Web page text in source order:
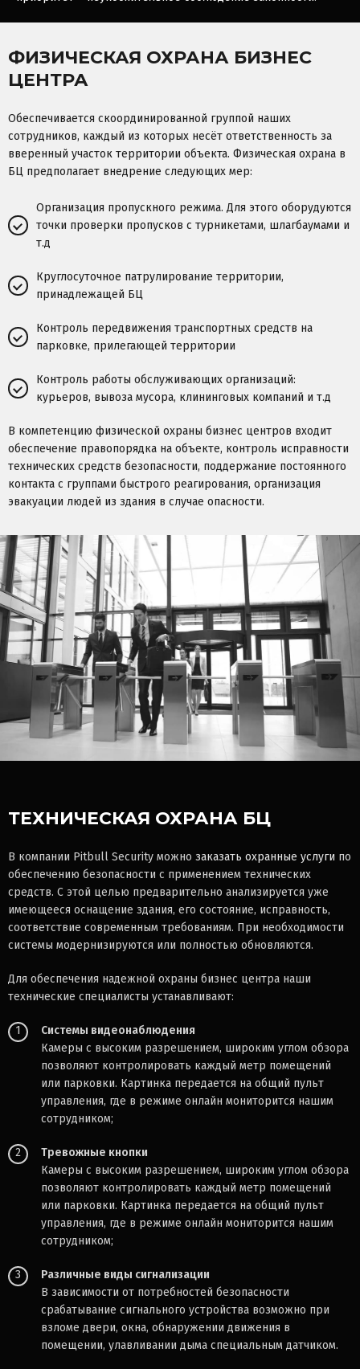
ФИЗИЧЕСКАЯ ОХРАНА БИЗНЕС
ЦЕНТРА
Обеспечивается скоординированной группой наших
сотрудников, каждый из которых несёт ответственность за
вверенный участок территории объекта. Физическая охрана в
БЦ предполагает внедрение следующих мер:
Организация пропускного режима. Для этого оборудуются
точки проверки пропусков с турникетами, шлагбаумами и
т.д
Круглосуточное патрулирование территории,
принадлежащей БЦ
Контроль передвижения транспортных средств на
парковке, прилегающей территории
Контроль работы обслуживающих организаций:
курьеров, вывоза мусора, клининговых компаний и т.д
В компетенцию физической охраны бизнес центров входит
обеспечение правопорядка на объекте, контроль исправности
технических средств безопасности, поддержание постоянного
контакта с группами быстрого реагирования, организация
эвакуации людей из здания в случае опасности.
ТЕХНИЧЕСКАЯ ОХРАНА БЦ
В компании Pitbull Security можно заказать охранные услуги по
обеспечению безопасности с применением технических
средств. С этой целью предварительно анализируется уже
имеющееся оснащение здания, его состояние, исправность,
соответствие современным требованиям. При необходимости
системы модернизируются или полностью обновляются.
Для обеспечения надежной охраны бизнес центра наши
технические специалисты устанавливают:
1
Системы видеонаблюдения
Камеры с высоким разрешением, широким углом обзора
позволяют контролировать каждый метр помещений
или парковки. Картинка передается на общий пульт
управления, где в режиме онлайн мониторится нашим
сотрудником;
2
Тревожные кнопки
Камеры с высоким разрешением, широким углом обзора
позволяют контролировать каждый метр помещений
или парковки. Картинка передается на общий пульт
управления, где в режиме онлайн мониторится нашим
сотрудником;
3
Различные виды сигнализации
В зависимости от потребностей безопасности
срабатывание сигнального устройства возможно при
взломе двери, окна, обнаружении движения в
помещении, улавливании дыма специальным датчиком.